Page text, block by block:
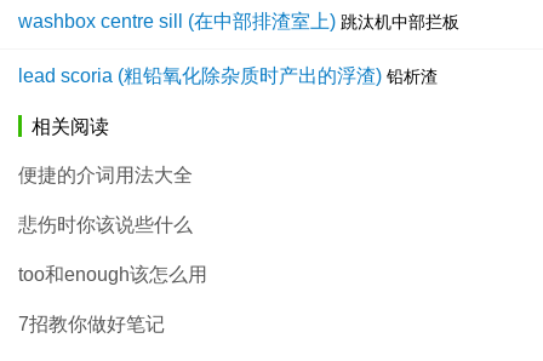
washbox centre sill (在中部排渣室上) 跳汰机中部拦板
lead scoria (粗铅氧化除杂质时产出的浮渣) 铅析渣
相关阅读
便捷的介词用法大全
悲伤时你该说些什么
too和enough该怎么用
7招教你做好笔记